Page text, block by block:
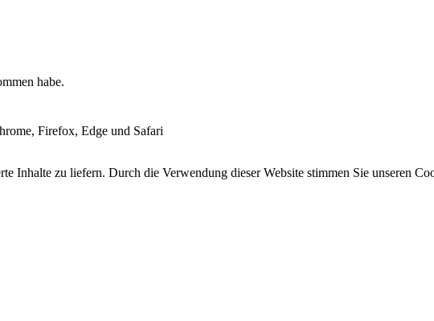
habe.
Firefox, Edge und Safari
Inhalte zu liefern. Durch die Verwendung dieser Website stimmen Sie unseren